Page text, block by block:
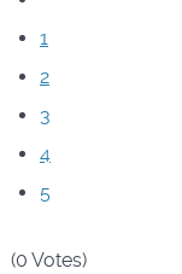
1
2
3
4
5
(0 Votes)